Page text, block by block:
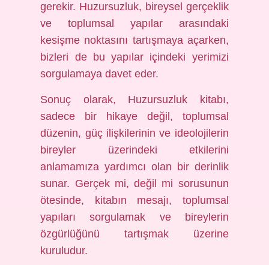
gerekir. Huzursuzluk, bireysel gerçeklik
ve toplumsal yapılar arasındaki
kesişme noktasını tartışmaya açarken,
bizleri de bu yapılar içindeki yerimizi
sorgulamaya davet eder.
Sonuç olarak, Huzursuzluk kitabı,
sadece bir hikaye değil, toplumsal
düzenin, güç ilişkilerinin ve ideolojilerin
bireyler üzerindeki etkilerini
anlamamıza yardımcı olan bir derinlik
sunar. Gerçek mi, değil mi sorusunun
ötesinde, kitabın mesajı, toplumsal
yapıları sorgulamak ve bireylerin
özgürlüğünü tartışmak üzerine
kuruludur.